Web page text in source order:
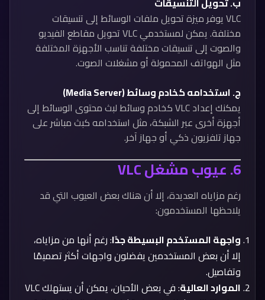
VLC يوفر ميزة تحويل ملفات الوسائط إلى تنسيقات
مختلفة. يمكن لمستخدمي VLC تحويل مقاطع الفيديو
والصوت إلى تنسيقات مختلفة تناسب الأجهزة المختلفة
مثل الهواتف المحمولة أو مشغلات الصوت.
ج.استخدامه كخادم وسائط (Media Server)
يمكنك إعداد VLC كخادم وسائط لبث محتوى الوسائط إلى
أجهزة أخرى عبر الشبكة، مثل استخدامه كبث مباشر على
جهاز تلفزيون ذكي أو جهاز آخر.
6. عيوب مشغل VLC
رغم مزاياه العديدة، إلا أن هناك بعض العيوب التي قد
يلاحظها المستخدمون:
واجهة المستخدم البسيطة جدًا: رغم أنها من مزاياه،
إلا أن بعض المستخدمين يفضلون واجهات أكثر تصميمًا
وتفاصيل.
الموارد العالية
: في بعض الأحيان، يمكن أن يستهلك VLC